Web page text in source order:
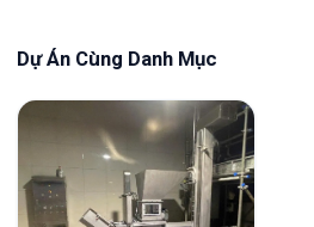
Dự Án Cùng Danh Mục